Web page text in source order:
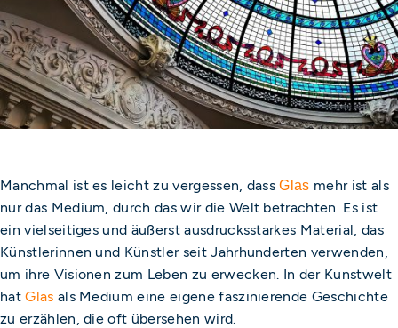
Manchmal ist es leicht zu vergessen, dassGlas mehr ist als
nur das Medium, durch das wir die Welt betrachten. Es ist
ein vielseitiges und äußerst ausdrucksstarkes Material, das
Künstlerinnen und Künstler seit Jahrhunderten verwenden,
um ihre Visionen zum Leben zu erwecken. In der Kunstwelt
hatGlas als Medium eine eigene faszinierende Geschichte
zu erzählen, die oft übersehen wird.